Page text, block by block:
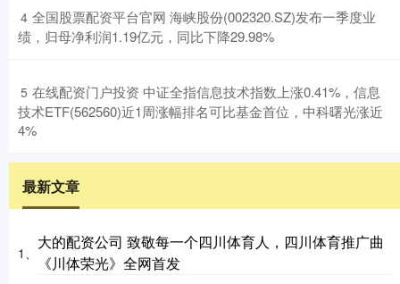
4 ​全国股票配资平台官网 海峡股份(002320.SZ)发布一季度业
绩，归母净利润1.19亿元，同比下降29.98%
5 ​在线配资门户投资 中证全指信息技术指数上涨0.41%，信息
技术ETF(562560)近1周涨幅排名可比基金首位，中科曙光涨近
4%
最新文章
1、
大的配资公司 致敬每一个四川体育人，四川体育推广曲
《川体荣光》全网首发